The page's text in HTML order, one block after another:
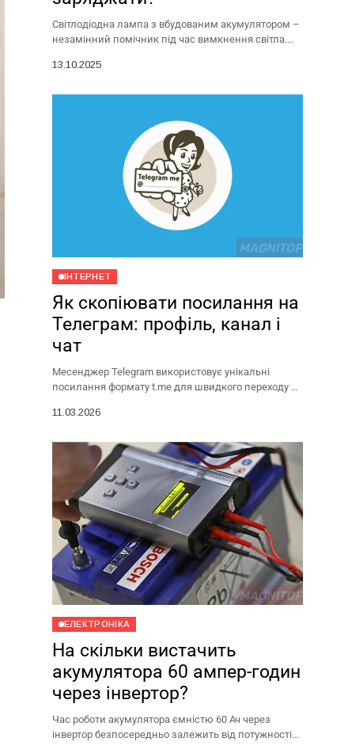
Світлодіодна лампа з вбудованим акумулятором –
незамінний помічник під час вимкнення світла.
момент, важливо...
13.10.2025
ІНТЕРНЕТ
Як скопіювати посилання на
Телеграм: профіль, канал і
чат
Месенджер Telegram використовує унікальні
посилання формату t.me для швидкого переходу до
Поділитися таким лінком набагато зручніше, ніж
11.03.2026
ЕЛЕКТРОНІКА
На скільки вистачить
акумулятора 60 ампер-годин
через інвертор?
Час роботи акумулятора ємністю 60 Ач через
інвертор безпосередньо залежить від потужності